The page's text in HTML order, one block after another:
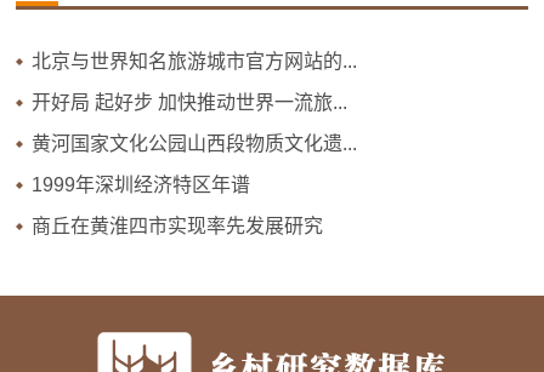
北京与世界知名旅游城市官方网站的...
开好局 起好步 加快推动世界一流旅...
黄河国家文化公园山西段物质文化遗...
1999年深圳经济特区年谱
商丘在黄淮四市实现率先发展研究